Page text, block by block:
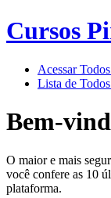
Cursos
Acessar
Lista de
Bem-
O maior e mais
você confere as 10
plataforma.